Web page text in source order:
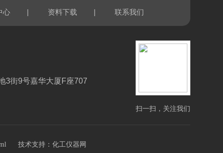
心 | 资料下载 | 联系我们
3街9号嘉华大厦F座707
扫一扫，关注我们
技术支持： 化工仪器网